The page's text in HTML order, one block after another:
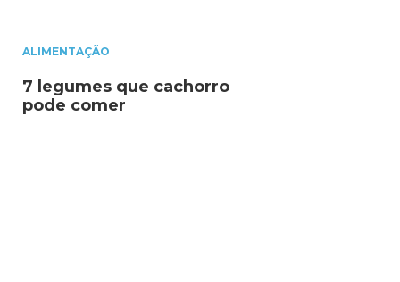
ALIMENTAÇÃO
7 legumes que cachorro
pode comer